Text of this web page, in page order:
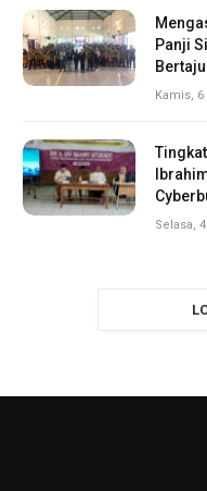
Panji
Kamis, 6
Selasa,